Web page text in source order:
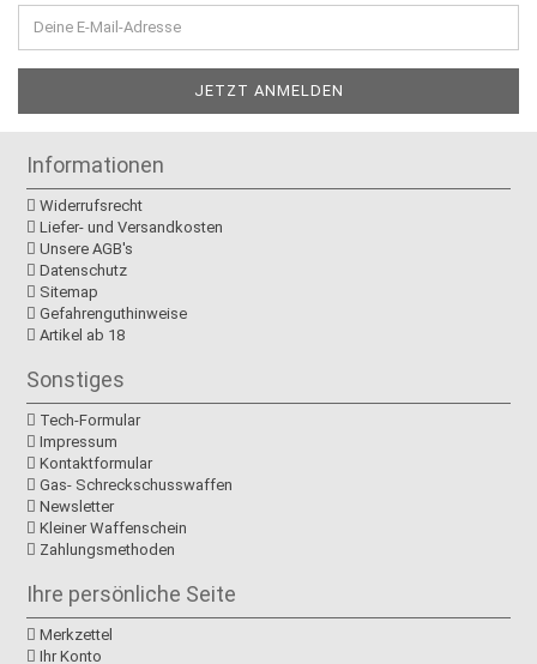
Informationen
Widerrufsrecht
Liefer- und Versandkosten
Unsere AGB's
Datenschutz
Sitemap
Gefahrenguthinweise
Artikel ab 18
Sonstiges
Tech-Formular
Impressum
Kontaktformular
Gas- Schreckschusswaffen
Newsletter
Kleiner Waffenschein
Zahlungsmethoden
Ihre persönliche Seite
Merkzettel
Ihr Konto